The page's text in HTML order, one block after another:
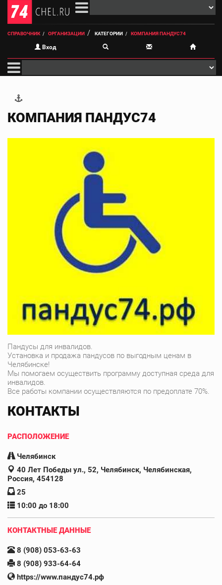
СПРАВОЧНИК ОРГАНИЗАЦИИ КАТЕГОРИИ КОМПАНИЯ ПАНДУС74
Вход
КОМПАНИЯ ПАНДУС74
Пандусы для инвалидов.
Установка и продажа пандусов по выгодным ценам в
Челябинске!
Мы помогаем осуществить программу доступная среда для
инвалидов.
Все работы компании осуществляются по предоплате 70%.
КОНТАКТЫ
РАСПОЛОЖЕНИЕ
Челябинск
40 Лет Победы ул., 52, Челябинск, Челябинская,
Россия, 454128
25
10:00 до 18:00
КОНТАКТНЫЕ ДАННЫЕ
8 (908) 053-63-63
8 (908) 933-64-64
https://www.пандус74.рф